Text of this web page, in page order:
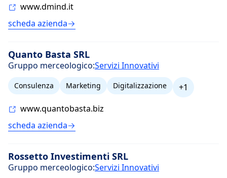
www.dmind.it
scheda azienda
Quanto Basta SRL
Gruppo merceologico:Servizi Innovativi
Consulenza Marketing Digitalizzazione
+1
www.quantobasta.biz
scheda azienda
Rossetto Investimenti SRL
Gruppo merceologico:Servizi Innovativi